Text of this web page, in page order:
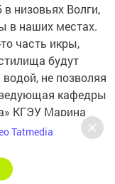
низовьях Волги,
в наших местах.
часть икры,
будут
не позволяя
кафедры
КГЭУ Марина
Tatmedia